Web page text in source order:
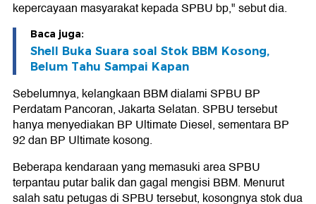
kepercayaan masyarakat kepada SPBU bp," sebut dia.
Baca juga:
Shell Buka Suara soal Stok BBM Kosong,
Belum Tahu Sampai Kapan
Sebelumnya, kelangkaan BBM dialami SPBU BP
Perdatam Pancoran, Jakarta Selatan. SPBU tersebut
hanya menyediakan BP Ultimate Diesel, sementara BP
92 dan BP Ultimate kosong.
Beberapa kendaraan yang memasuki area SPBU
terpantau putar balik dan gagal mengisi BBM. Menurut
salah satu petugas di SPBU tersebut, kosongnya stok dua